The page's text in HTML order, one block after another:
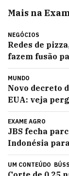
Mais na
NEGÓCIOS
Redes de
fazem fusão
MUNDO
Novo decreto
EUA: veja
EXAME AGRO
JBS fecha
Indonésia
UM CONTEÚDO